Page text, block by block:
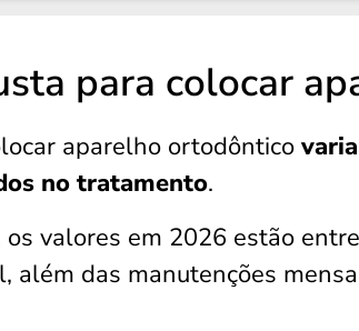
para colocar
aparelho ortodôntico
no tratamento.
valores em 2026 estão
além das manutenções